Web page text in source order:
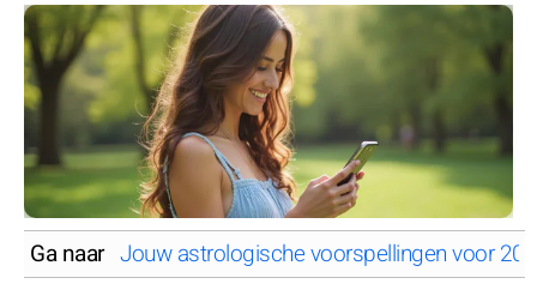
Ga naar Jouw astrologische voorspellingen voor